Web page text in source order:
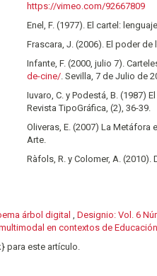
https://vimeo.com/92667809
Enel, F. (1977). El cartel:
Frascara, J. (2006). El poder
Infante, F. (2000, julio 7).
de-cine/. Sevilla, 7 de Julio de
Iuvaro, C. y Podestá, B. (1987)
Revista TipoGráfica, (2), 36-39.
Oliveras, E. (2007) La Metáfora
Arte.
Ràfols, R. y Colomer, A.
árbol digital , Designio: Vol. 6
en contextos de
para este artículo.